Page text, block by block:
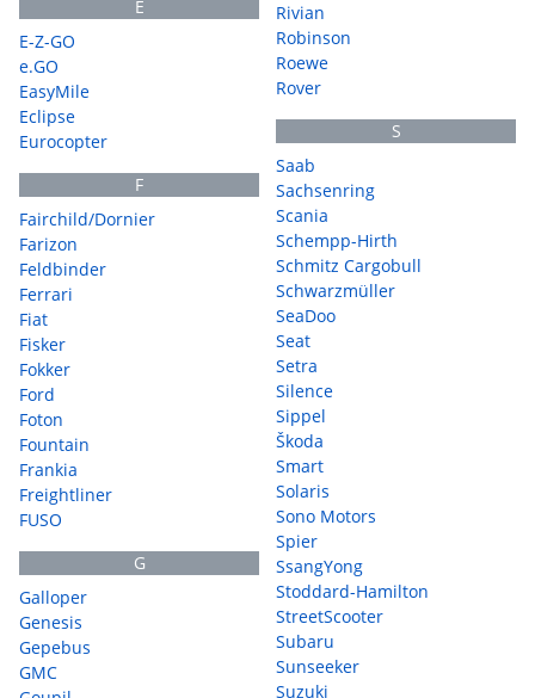
E
E-Z-GO
e.GO
EasyMile
Eclipse
Eurocopter
F
Fairchild/Dornier
Farizon
Feldbinder
Ferrari
Fiat
Fisker
Fokker
Ford
Foton
Fountain
Frankia
Freightliner
FUSO
G
Galloper
Genesis
Gepebus
GMC
Rivian
Robinson
Roewe
Rover
S
Saab
Sachsenring
Scania
Schempp-Hirth
Schmitz Cargobull
Schwarzmüller
SeaDoo
Seat
Setra
Silence
Sippel
Škoda
Smart
Solaris
Sono Motors
Spier
SsangYong
Stoddard-Hamilton
StreetScooter
Subaru
Sunseeker
Suzuki